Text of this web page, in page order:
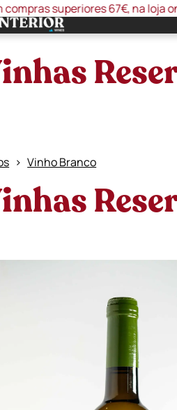
67€, na loja online 🚚
Vinho Branco